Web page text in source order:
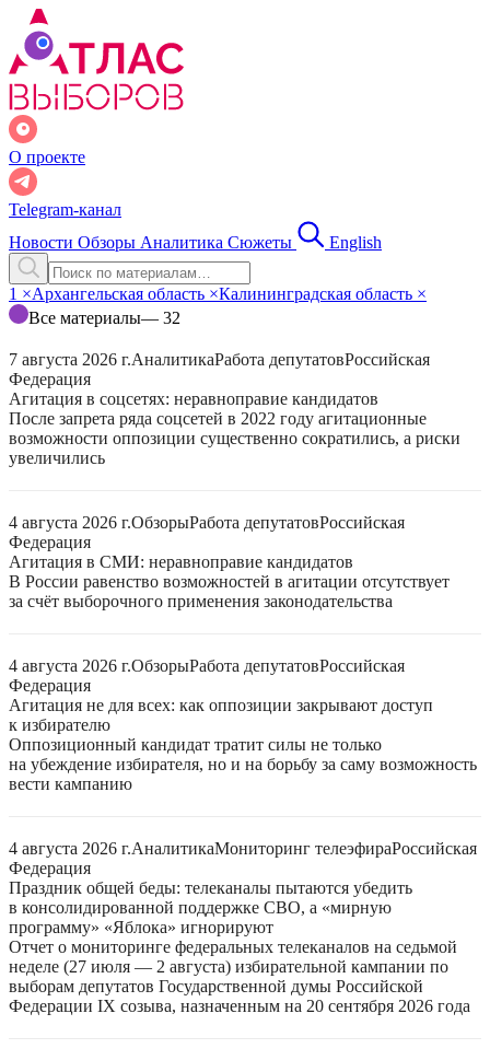
О проекте
Telegram-канал
Новости Обзоры Аналитика Сюжеты English
1 ×Архангельская область ×Калининградская область ×
Все материалы— 32
7 августа 2026 г.АналитикаРабота депутатовРоссийская
Федерация
Агитация в соцсетях: неравноправие кандидатов
После запрета ряда соцсетей в 2022 году агитационные
возможности оппозиции существенно сократились, а риски
увеличились
4 августа 2026 г.ОбзорыРабота депутатовРоссийская
Федерация
Агитация в СМИ: неравноправие кандидатов
В России равенство возможностей в агитации отсутствует
за счёт выборочного применения законодательства
4 августа 2026 г.ОбзорыРабота депутатовРоссийская
Федерация
Агитация не для всех: как оппозиции закрывают доступ
к избирателю
Оппозиционный кандидат тратит силы не только
на убеждение избирателя, но и на борьбу за саму возможность
вести кампанию
4 августа 2026 г.АналитикаМониторинг телеэфираРоссийская
Федерация
Праздник общей беды: телеканалы пытаются убедить
в консолидированной поддержке СВО, а «мирную
программу» «Яблока» игнорируют
Отчет о мониторинге федеральных телеканалов на седьмой
неделе (27 июля — 2 августа) избирательной кампании по
выборам депутатов Государственной думы Российской
Федерации IX созыва, назначенным на 20 сентября 2026 года